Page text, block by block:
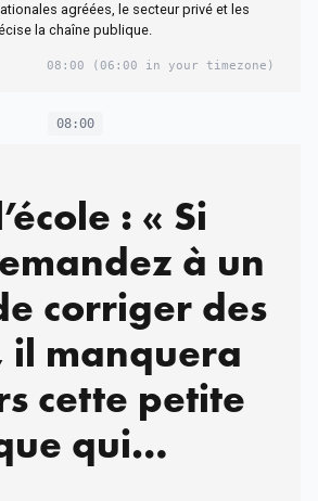
agréées, le secteur privé et les
la chaîne publique.
08:00 (06:00 in your timezone)
08:00
: « Si
à un
corriger des
il manquera
cette petite
qui